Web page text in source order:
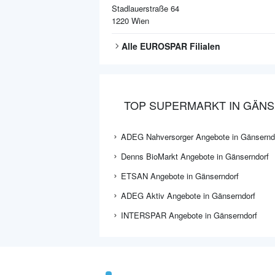
Stadlauerstraße 64
1220 Wien
Alle EUROSPAR Filialen
TOP SUPERMARKT IN
ADEG Nahversorger Angebote in
Denns BioMarkt Angebote in Gänserndorf
ETSAN Angebote in Gänserndorf
ADEG Aktiv Angebote in Gänserndorf
INTERSPAR Angebote in Gänserndorf